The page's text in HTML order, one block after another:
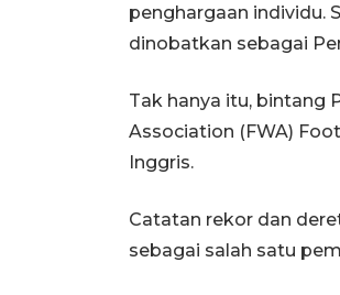
penghargaan individu.
dinobatkan sebagai
Tak hanya itu, bintang
Association (FWA)
Inggris.
Catatan rekor dan
sebagai salah satu